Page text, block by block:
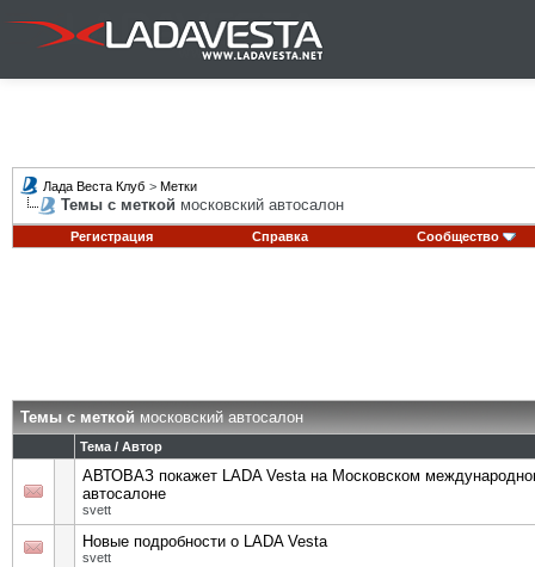
Лада Веста Клуб > Метки
Темы с меткой московский автосалон
Регистрация Справка Сообщество
Темы с меткоймосковский автосалон
Тема / Автор
АВТОВАЗ покажет LADA Vesta на Московском
автосалоне
svett
Новые подробности о LADA Vesta
svett